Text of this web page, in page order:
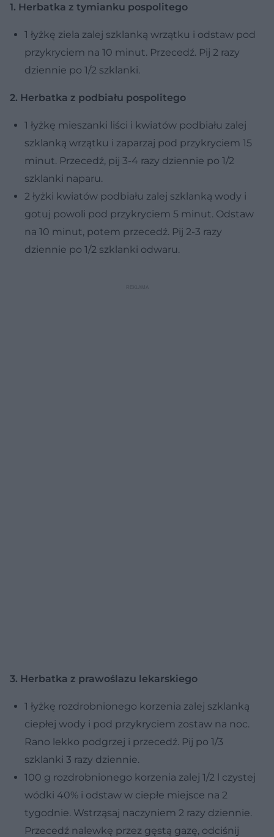
1. Herbatka z tymianku pospolitego
1 łyżkę ziela zalej szklanką wrzątku i odstaw pod
przykryciem na 10 minut. Przecedź. Pij 2 razy
dziennie po 1/2 szklanki.
2. Herbatka z podbiału pospolitego
1 łyżkę mieszanki liści i kwiatów podbiału zalej
szklanką wrzątku i zaparzaj pod przykryciem 15
minut. Przecedź, pij 3-4 razy dziennie po 1/2
szklanki naparu.
2 łyżki kwiatów podbiału zalej szklanką wody i
gotuj powoli pod przykryciem 5 minut. Odstaw
na 10 minut, potem przecedź. Pij 2-3 razy
dziennie po 1/2 szklanki odwaru.
3. Herbatka z prawoślazu lekarskiego
1 łyżkę rozdrobnionego korzenia zalej szklanką
ciepłej wody i pod przykryciem zostaw na noc.
Rano lekko podgrzej i przecedź. Pij po 1/3
szklanki 3 razy dziennie.
100 g rozdrobnionego korzenia zalej 1/2 l czystej
wódki 40% i odstaw w ciepłe miejsce na 2
tygodnie. Wstrząsaj naczyniem 2 razy dziennie.
Przecedź nalewkę przez gęstą gazę, odciśnij